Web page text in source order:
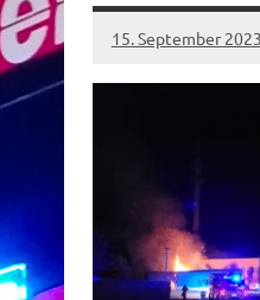
15. September 2023